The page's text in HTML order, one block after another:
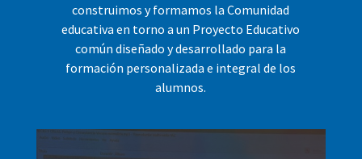
construimos y formamos la Comunidad
educativa en torno a un Proyecto Educativo
común diseñado y desarrollado para la
formación personalizada e integral de los
alumnos.